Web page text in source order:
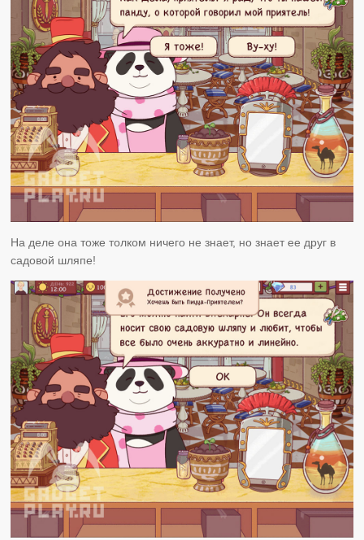
На деле она тоже толком ничего не знает, но знает ее друг в
садовой шляпе!